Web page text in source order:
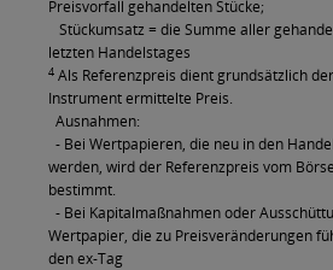
Preisvorfall gehandelten Stücke;
Stückumsatz = die Summe aller
letzten Handelstages
4 Als Referenzpreis dient grundsätzlich
Instrument ermittelte Preis.
Ausnahmen:
- Bei Wertpapieren, die neu in den
werden, wird der Referenzpreis vom
bestimmt.
- Bei Kapitalmaßnahmen oder
Wertpapier, die zu Preisveränderungen
den ex-Tag